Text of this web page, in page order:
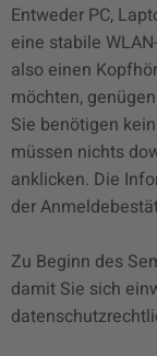
Entweder PC,
eine stabile
also einen
möchten,
Sie benötigen
müssen nichts
anklicken. Die
der
Zu Beginn des
damit Sie sich